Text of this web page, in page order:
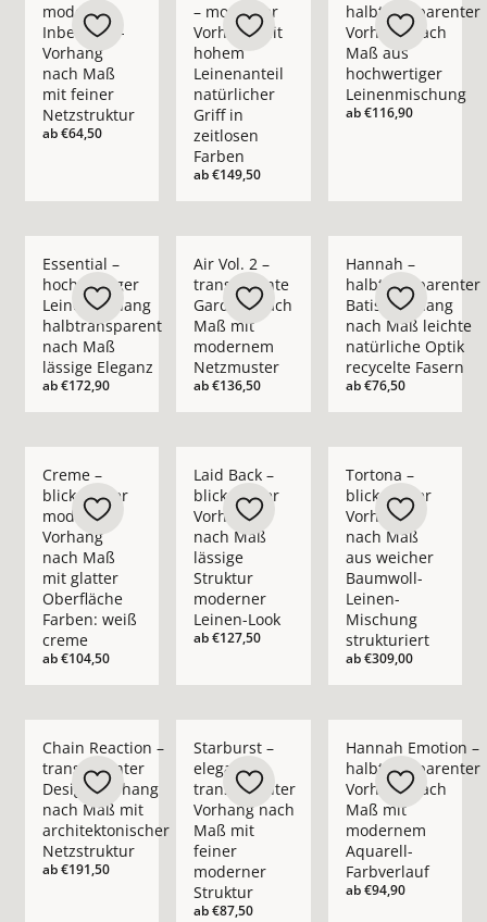
moderner
Inbetween-
Vorhang
nach Maß
mit feiner
Netzstruktur
ab€64,50
– moderner
Vorhang mit
hohem
Leinenanteil
natürlicher
Griff in
zeitlosen
Farben
ab€149,50
halbtransparenter
Vorhang nach
Maß aus
hochwertiger
Leinenmischung
ab€116,90
Essential –
hochwertiger
Leinenvorhang
halbtransparent
nach Maß
lässige Eleganz
ab€172,90
Air Vol. 2 –
transparente
Gardine nach
Maß mit
modernem
Netzmuster
ab€136,50
Hannah –
halbtransparenter
Batist-Vorhang
nach Maß leichte
natürliche Optik
recycelte Fasern
ab€76,50
Creme –
blickdichter
moderner
Vorhang
nach Maß
mit glatter
Oberfläche
Farben: weiß
creme
ab€104,50
Laid Back –
blickdichter
Vorhang
nach Maß
lässige
Struktur
moderner
Leinen-Look
ab€127,50
Tortona –
blickdichter
Vorhang
nach Maß
aus weicher
Baumwoll-
Leinen-
Mischung
strukturiert
ab€309,00
Chain Reaction –
transparenter
Design-Vorhang
nach Maß mit
architektonischer
Netzstruktur
ab€191,50
Starburst –
eleganter
transparenter
Vorhang nach
Maß mit
feiner
moderner
Struktur
ab€87,50
Hannah Emotion –
halbtransparenter
Vorhang nach
Maß mit
modernem
Aquarell-
Farbverlauf
ab€94,90